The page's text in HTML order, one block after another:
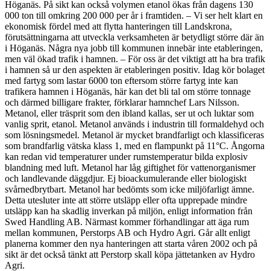
Höganäs. På sikt kan också volymen etanol ökas från dagens 130
000 ton till omkring 200 000 per år i framtiden. – Vi ser helt klart en
ekonomisk fördel med att flytta hanteringen till Landskrona,
förutsättningarna att utveckla verksamheten är betydligt större där än
i Höganäs. Några nya jobb till kommunen innebär inte etableringen,
men väl ökad trafik i hamnen. – För oss är det viktigt att ha bra trafik
i hamnen så ur den aspekten är etableringen positiv. Idag kör bolaget
med fartyg som lastar 6000 ton eftersom större fartyg inte kan
trafikera hamnen i Höganäs, här kan det bli tal om större tonnage
och därmed billigare frakter, förklarar hamnchef Lars Nilsson.
Metanol, eller träsprit som den ibland kallas, ser ut och luktar som
vanlig sprit, etanol. Metanol används i industrin till formaldehyd och
som lösningsmedel. Metanol är mycket brandfarligt och klassificeras
som brandfarlig vätska klass 1, med en flampunkt på 11°C. Ångorna
kan redan vid temperaturer under rumstemperatur bilda explosiv
blandning med luft. Metanol har låg giftighet för vattenorganismer
och landlevande däggdjur. Ej bioackumulerande eller biologiskt
svårnedbrytbart. Metanol har bedömts som icke miljöfarligt ämne.
Detta utesluter inte att större utsläpp eller ofta upprepade mindre
utsläpp kan ha skadlig inverkan på miljön, enligt information från
Swed Handling AB. Närmast kommer förhandlingar att äga rum
mellan kommunen, Perstorps AB och Hydro Agri. Går allt enligt
planerna kommer den nya hanteringen att starta våren 2002 och på
sikt är det också tänkt att Perstorp skall köpa jättetanken av Hydro
Agri.